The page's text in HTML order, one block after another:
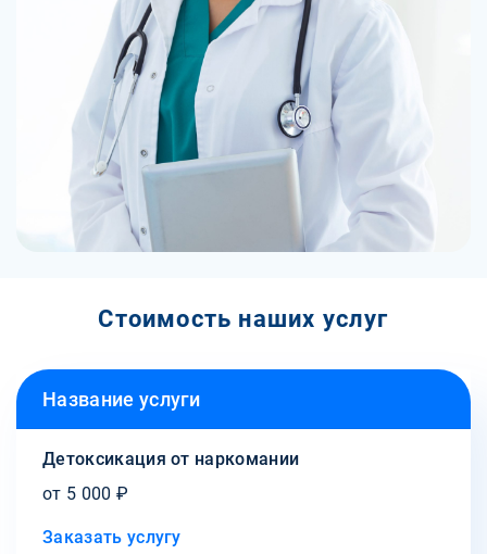
Стоимость наших услуг
Название услуги
Детоксикация от наркомании
от 5 000 ₽
Заказать услугу